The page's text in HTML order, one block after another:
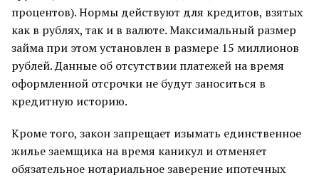
процентов). Нормы действуют для кредитов, взятых
как в рублях, так и в валюте. Максимальный размер
займа при этом установлен в размере 15 миллионов
рублей. Данные об отсутствии платежей на время
оформленной отсрочки не будут заноситься в
кредитную историю.
Кроме того, закон запрещает изымать единственное
жилье заемщика на время каникул и отменяет
обязательное нотариальное заверение ипотечных